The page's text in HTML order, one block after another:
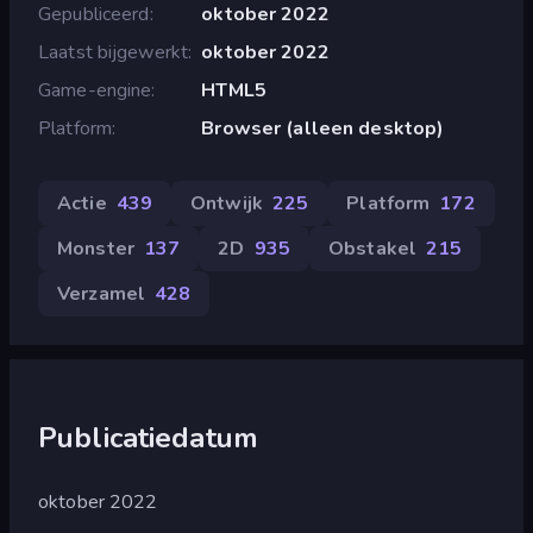
Gepubliceerd
oktober 2022
Laatst bijgewerkt oktober 2022
Game-engine
HTML5
Platform
Browser (alleen desktop)
Actie 439 Ontwijk 225 Platform 172
Monster 137 2D 935 Obstakel 215
Verzamel 428
Publicatiedatum
oktober 2022